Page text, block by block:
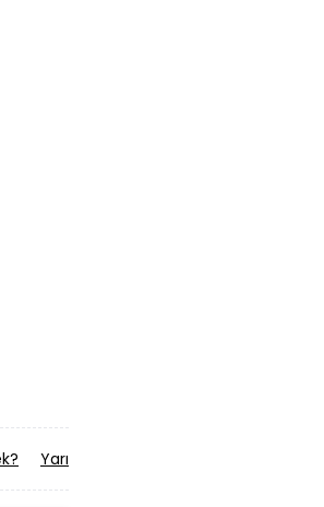
Yarım Elma, Gönül (Hatır) Alma